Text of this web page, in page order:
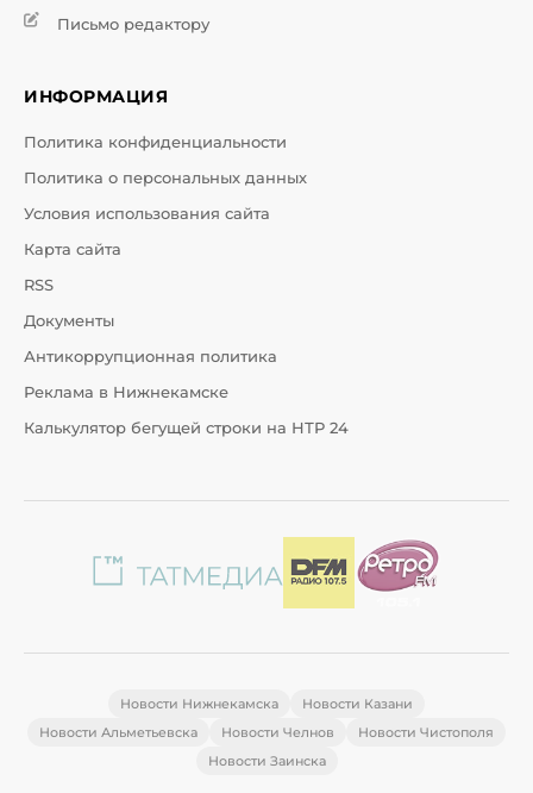
Письмо редактору
ИНФОРМАЦИЯ
Политика конфиденциальности
Политика о персональных данных
Условия использования сайта
Карта сайта
RSS
Документы
Антикоррупционная политика
Реклама в Нижнекамске
Калькулятор бегущей строки на НТР 24
Новости Нижнекамска
Новости Казани
Новости Альметьевска
Новости Челнов
Новости Чистополя
Новости Заинска